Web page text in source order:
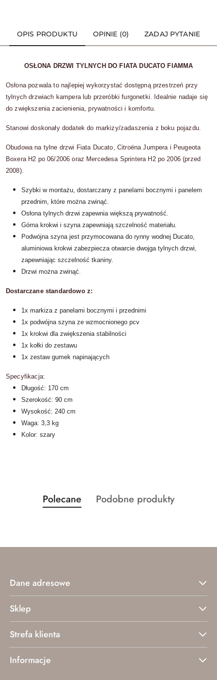
OPIS PRODUKTU OPINIE (0) ZADAJ PYTANIE
OSŁONA DRZWI TYLNYCH DO FIATA DUCATO FIAMMA
Osłona pozwala to najlepiej wykorzystać dostępną przestrzeń przy
tylnych drzwiach kampera lub przeróbki furgonetki.
Idealnie nadaje się
do zwiększenia zacienienia, prywatności i komfortu.
Stanowi doskonały dodatek do markizy/zadaszenia z boku pojazdu.
Obudowa na tylne drzwi Fiata Ducato, Citroëna Jumpera i Peugeota
Boxera H2 po 06/2006 oraz Mercedesa Sprintera H2 po 2006 (przed
2008).
Szybki w montażu, dostarczany z panelami bocznymi i panelem
przednim, które można zwinąć.
Osłona tylnych drzwi zapewnia większą prywatność.
Górna krokwi i szyna zapewniają szczelność materiału.
Podwójna szyna jest przymocowana do rynny wodnej Ducato,
aluminiowa krokwi zabezpiecza otwarcie dwojga tylnych drzwi,
zapewniając szczelność tkaniny.
Drzwi można zwinąć.
Dostarczane standardowo z:
1x markiza z panelami bocznymi i przednimi
1x podwójna szyna ze wzmocnionego pcv
1x krokwi dla zwiększenia stabilności
1x kołki do zestawu
1x zestaw gumek napinających
Specyfikacja:
Długość: 170 cm
Szerokość: 90 cm
Wysokość: 240 cm
Waga: 3,3 kg
Kolor: szary
Pomiń karuzelę produktów
Produkty
o
Polecane
Produkty
Podobne produkty
Dane adresowe
Sklep
Strefa klienta
Informacje